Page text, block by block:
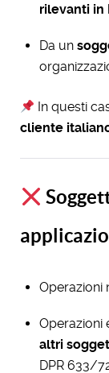
rilevanti in
Da un
In questi
cliente
Operazioni
Operazioni
altri
DPR 633/